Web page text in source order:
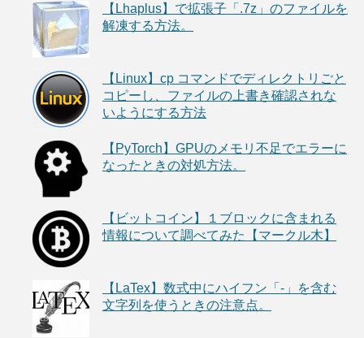
【Lhaplus】で拡張子「.7z」のファイルを
解凍する方法。
【Linux】cp コマンドでディレクトリごと
コピーし、ファイルの上書き確認されな
いようにする方法
【PyTorch】GPUのメモリ不足でエラーに
なったときの対処方法。
【ビットコイン】１ブロックに含まれる
情報について調べてみた【マークル木】
【LaTex】数式中にハイフン「-」を含む
文字列を使うときの注意点。